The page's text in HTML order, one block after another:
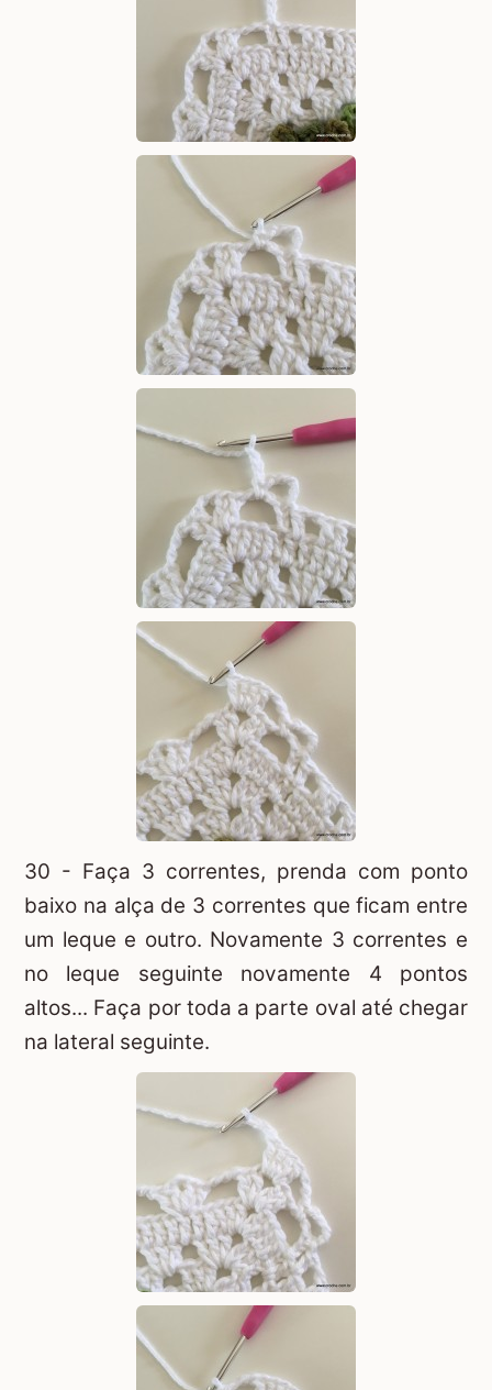
30 - Faça 3 correntes, prenda com ponto
baixo na alça de 3 correntes que ficam entre
um leque e outro. Novamente 3 correntes e
no leque seguinte novamente 4 pontos
altos... Faça por toda a parte oval até chegar
na lateral seguinte.